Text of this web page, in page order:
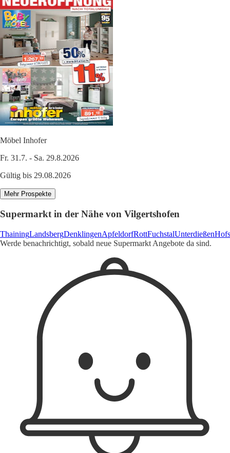
Möbel Inhofer
Fr. 31.7. - Sa. 29.8.2026
Gültig bis 29.08.2026
Mehr Prospekte
Supermarkt in der Nähe von Vilgertshofen
ThainingLandsbergDenklingenApfeldorfRottFuchstalUnterdießen
Werde benachrichtigt, sobald neue Supermarkt Angebote da sind.